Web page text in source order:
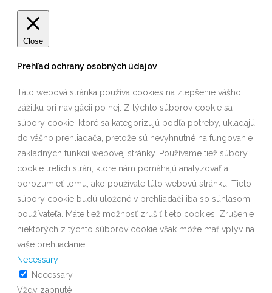
Close
Prehľad ochrany osobných údajov
Táto webová stránka používa cookies na zlepšenie vášho
zážitku pri navigácii po nej. Z týchto súborov cookie sa
súbory cookie, ktoré sa kategorizujú podľa potreby, ukladajú
do vášho prehliadača, pretože sú nevyhnutné na fungovanie
základných funkcií webovej stránky. Používame tiež súbory
cookie tretích strán, ktoré nám pomáhajú analyzovať a
porozumieť tomu, ako používate túto webovú stránku. Tieto
súbory cookie budú uložené v prehliadači iba so súhlasom
používateľa. Máte tiež možnosť zrušiť tieto cookies. Zrušenie
niektorých z týchto súborov cookie však môže mať vplyv na
vaše prehliadanie.
Necessary
Necessary
Vždy zapnuté